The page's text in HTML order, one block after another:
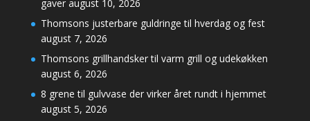
gaver august 10, 2026
Thomsons justerbare guldringe til hverdag og fest
august 7, 2026
Thomsons grillhandsker til varm grill og udekøkken
august 6, 2026
8 grene til gulvvase der virker året rundt i hjemmet
august 5, 2026